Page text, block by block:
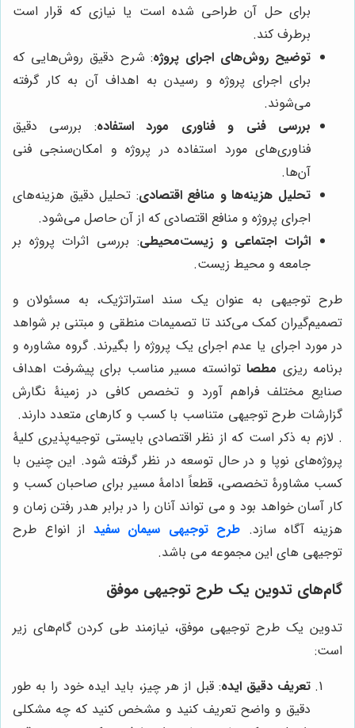
برای حل آن طراحی شده است یا نیازی که قرار است
برطرف کند.
توضیح روش‌های اجرای پروژه: شرح دقیق روش‌هایی که
برای اجرای پروژه و رسیدن به اهداف آن به کار گرفته
می‌شوند.
بررسی فنی و فناوری مورد استفاده: بررسی دقیق
فناوری‌های مورد استفاده در پروژه و امکان‌سنجی فنی
آن‌ها.
تحلیل هزینه‌ها و منافع اقتصادی: تحلیل دقیق هزینه‌های
اجرای پروژه و منافع اقتصادی که از آن حاصل می‌شود.
اثرات اجتماعی و زیست‌محیطی: بررسی اثرات پروژه بر
جامعه و محیط زیست.
طرح توجیهی به عنوان یک سند استراتژیک، به مسئولان و
تصمیم‌گیران کمک می‌کند تا تصمیمات منطقی و مبتنی بر شواهد
در مورد اجرای یا عدم اجرای یک پروژه را بگیرند. گروه مشاوره و
برنامه ریزی مطصا توانسته مسیر مناسب برای پیشرفت اهداف
صنایع مختلف فراهم آورد و تخصص کافی در زمینۀ نگارش
گزارشات طرح توجیهی متناسب با کسب و کارهای متعدد دارند.
. لازم به ذکر است که از نظر اقتصادی بایستی توجیه‌پذیری کلیۀ
پروژه‌های نوپا و در حال توسعه در نظر گرفته شود. این چنین با
کسب مشاورۀ تخصصی، قطعاً ادامۀ مسیر برای صاحبان کسب و
کار آسان خواهد بود و می تواند آنان را در برابر هدر رفتن زمان و
هزینه آگاه سازد. طرح توجیهی سیمان سفید از انواع طرح
توجیهی های این مجموعه می باشد.
گام‌های تدوین یک طرح توجیهی موفق
تدوین یک طرح توجیهی موفق، نیازمند طی کردن گام‌های زیر
است:
تعریف دقیق ایده: قبل از هر چیز، باید ایده خود را به طور
دقیق و واضح تعریف کنید و مشخص کنید که چه مشکلی